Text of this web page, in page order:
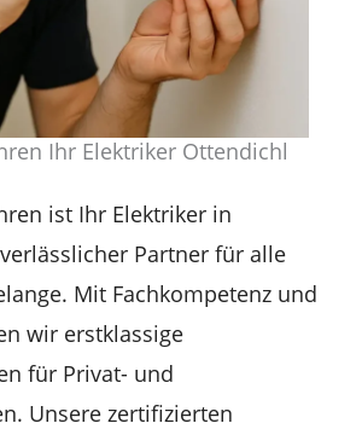
Ihr Elektriker Ottendichl
ist Ihr Elektriker in
Partner für alle
Mit Fachkompetenz und
wir erstklassige
für Privat- und
Unsere zertifizierten